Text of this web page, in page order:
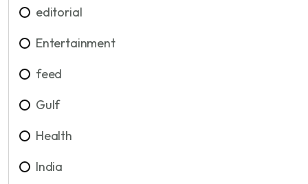
editorial
Entertainment
feed
Gulf
Health
India